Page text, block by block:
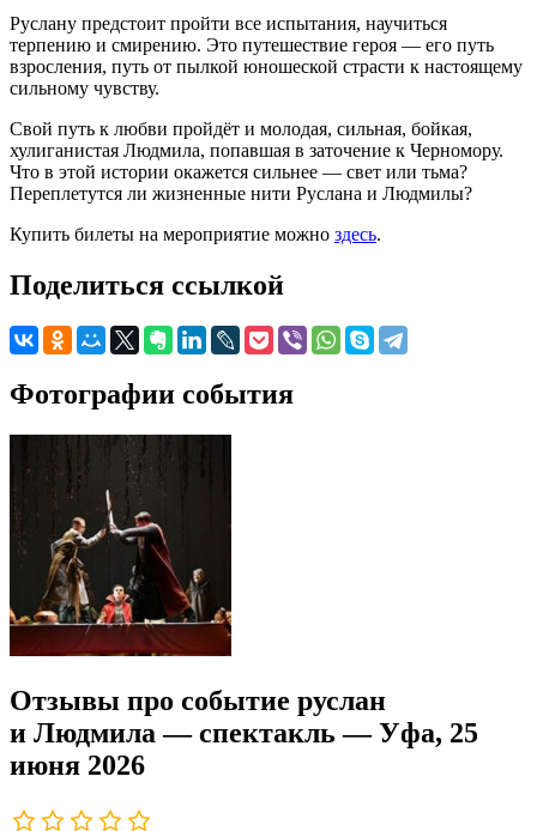
Руслану предстоит пройти все испытания, научиться
терпению и смирению. Это путешествие героя — его путь
взросления, путь от пылкой юношеской страсти к настоящему
сильному чувству.
Свой путь к любви пройдёт и молодая, сильная, бойкая,
хулиганистая Людмила, попавшая в заточение к Черномору.
Что в этой истории окажется сильнее — свет или тьма?
Переплетутся ли жизненные нити Руслана и Людмилы?
Купить билеты на мероприятие можно здесь.
Поделиться ссылкой
Фотографии события
Отзывы про событие руслан
и Людмила — спектакль — Уфа, 25
июня 2026